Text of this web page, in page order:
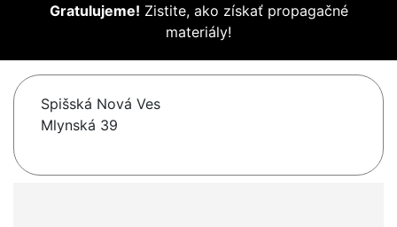
Gratulujeme! Zistite, ako získať propagačné
materiály!
Spišská Nová Ves
Mlynská 39